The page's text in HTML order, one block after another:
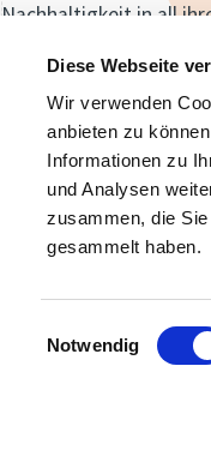
Diese Webseite
Wir verwenden
anbieten zu
Informationen zu
und Analysen
zusammen, die
gesammelt haben.
Notwendig
Nachhaltigkeit in all
946
Gesamtleistung Anlagen